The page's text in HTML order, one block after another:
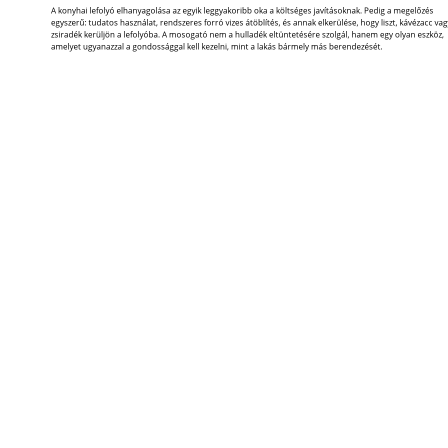
A konyhai lefolyó elhanyagolása az egyik leggyakoribb oka a költséges javításoknak. Pedig a megelőzés
egyszerű: tudatos használat, rendszeres forró vizes átöblítés, és annak elkerülése, hogy liszt, kávézacc
zsiradék kerüljön a lefolyóba. A mosogató nem a hulladék eltüntetésére szolgál, hanem egy olyan eszköz,
amelyet ugyanazzal a gondossággal kell kezelni, mint a lakás bármely más berendezését.